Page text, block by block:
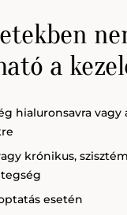
a
hialuronsavra vagy
krónikus,
esetén